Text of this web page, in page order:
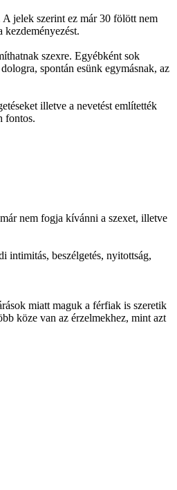
jelek szerint ez már 30 fölött nem
szexre. Egyébként sok
spontán esünk egymásnak, az
illetve a nevetést említették
fontos.
nem fogja kívánni a szexet, illetve
intimitás, beszélgetés, nyitottság,
miatt maguk a férfiak is szeretik
köze van az érzelmekhez, mint azt